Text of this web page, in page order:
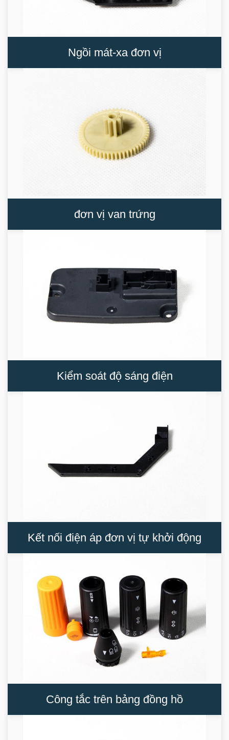
Ngồi mát-xa đơn vị
đơn vị van trứng
Kiểm soát độ sáng điện
Kết nối điện áp đơn vị tự khởi động
Công tắc trên bảng đồng hồ